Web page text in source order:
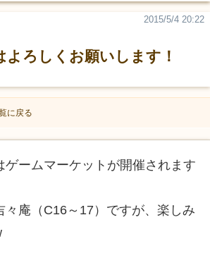
よろしくお願いします！
2015/5/4 20:22
に戻る
ゲームマーケットが開催されます
々庵（C16～17）ですが、楽しみ